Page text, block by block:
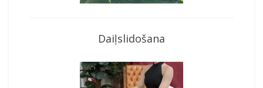
Daiļslidošana